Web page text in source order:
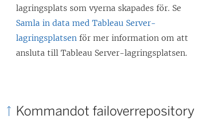
lagringsplats som vyerna skapades för. Se
Samla in data med Tableau Server-
lagringsplatsen för mer information om att
ansluta till Tableau Server-lagringsplatsen.
Kommandot failoverrepository